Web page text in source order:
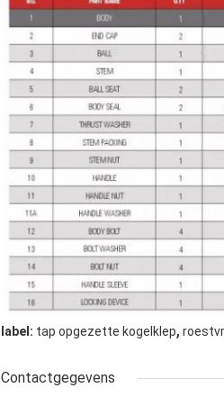
label: tap opgezette kogelklep,
Contactgegevens